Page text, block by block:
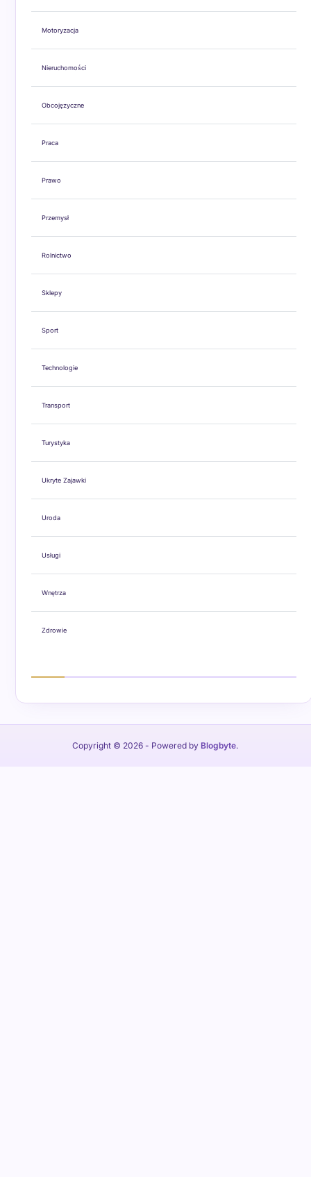
Motoryzacja
Nieruchomości
Obcojęzyczne
Praca
Prawo
Przemysł
Rolnictwo
Sklepy
Sport
Technologie
Transport
Turystyka
Ukryte Zajawki
Uroda
Usługi
Wnętrza
Zdrowie
Copyright © 2026 - Powered by Blogbyte.